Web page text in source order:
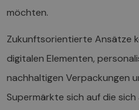
möchten.
Zukunftsorientierte Ansätze
digitalen Elementen,
nachhaltigen Verpackungen
Supermärkte sich auf die